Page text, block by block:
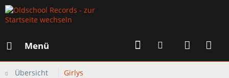
Menü
Übersicht Girlys